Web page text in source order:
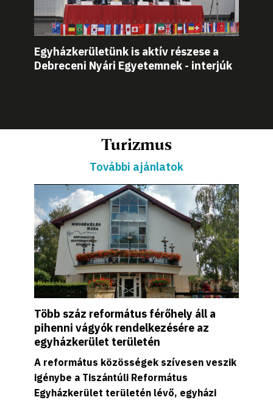
Egyházkerületünk is aktív részese a
Debreceni Nyári Egyetemnek - interjúk
Turizmus
További ajánlatok
Több száz református férőhely áll a
pihenni vágyók rendelkezésére az
egyházkerület területén
A református közösségek szívesen veszik
igénybe a Tiszántúli Református
Egyházkerület területén lévő, egyházi